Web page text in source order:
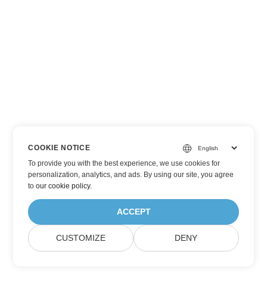
COOKIE NOTICE
To provide you with the best experience, we use cookies for
personalization, analytics, and ads. By using our site, you agree
toour cookie policy.
ACCEPT
CUSTOMIZE DENY